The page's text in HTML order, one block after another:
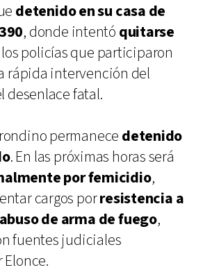
detenido en su casa de
, donde intentó quitarse
policías que participaron
rápida intervención del
desenlace fatal.
permanece detenido
. En las próximas horas será
por femicidio,
cargos porresistencia a
de arma de fuego,
fuentes judiciales